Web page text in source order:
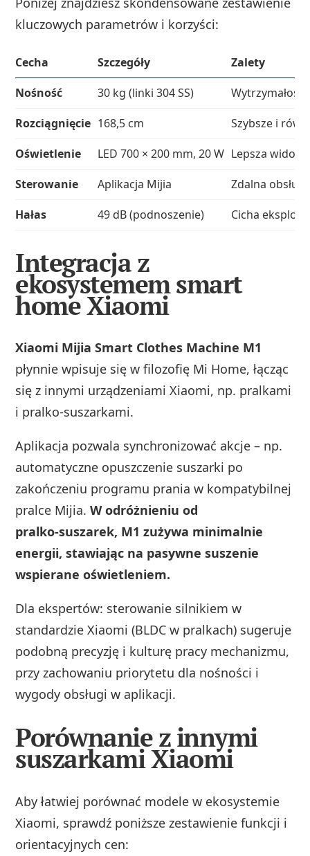
kluczowych parametrów i korzyści:
Cecha Szczegóły
Zalety
Nośność
30 kg (linki 304 SS)
Rozciągnięcie 168,5 cm
Szybsze i
Oświetlenie
LED 700 × 200 mm, 20 W Lepsza
Sterowanie
Aplikacja Mijia
Zdalna
Hałas
49 dB (podnoszenie) Cicha
Integracja z
ekosystemem smart
home Xiaomi
Xiaomi Mijia Smart Clothes Machine M1
płynnie wpisuje się w filozofię Mi Home, łącząc
się z innymi urządzeniami Xiaomi, np. pralkami
i pralko‑suszarkami.
Aplikacja pozwala synchronizować akcje – np.
automatyczne opuszczenie suszarki po
zakończeniu programu prania w kompatybilnej
pralce Mijia.W odróżnieniu od
pralko‑suszarek, M1 zużywa minimalnie
energii, stawiając na pasywne suszenie
wspierane oświetleniem.
Dla ekspertów: sterowanie silnikiem w
standardzie Xiaomi (BLDC w pralkach) sugeruje
podobną precyzję i kulturę pracy mechanizmu,
przy zachowaniu priorytetu dla nośności i
wygody obsługi w aplikacji.
Porównanie z innymi
suszarkami Xiaomi
Aby łatwiej porównać modele w ekosystemie
Xiaomi, sprawdź poniższe zestawienie funkcji i
orientacyjnych cen: